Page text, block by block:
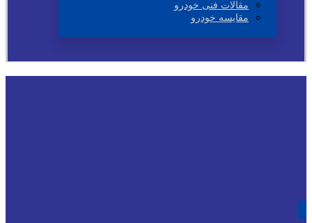
مقالات فنی خودرو
مقایسه خودرو